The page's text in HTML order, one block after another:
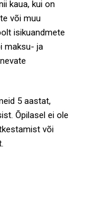
kaua, kui on
või muu
isikuandmete
maksu- ja
5 aastat,
Õpilasel ei ole
või